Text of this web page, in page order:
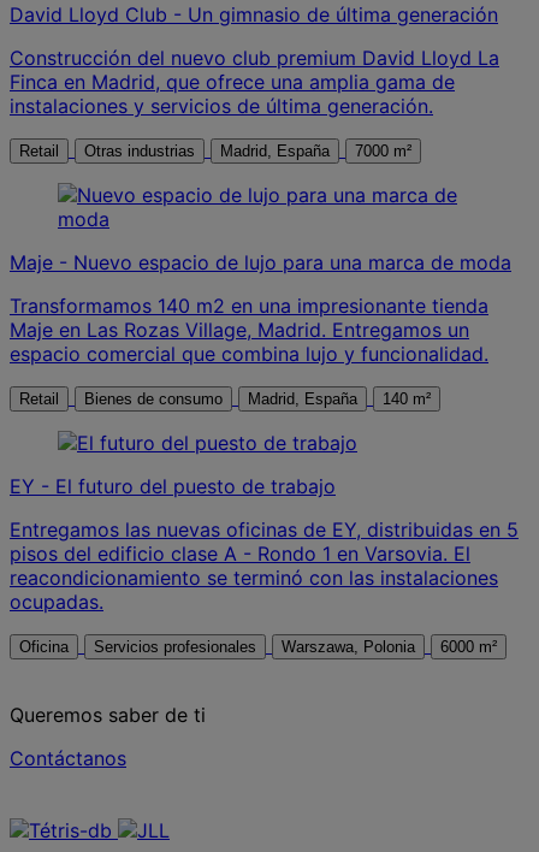
David Lloyd Club - Un gimnasio de última generación
Construcción del nuevo club premium David Lloyd La
Finca en Madrid, que ofrece una amplia gama de
instalaciones y servicios de última generación.
Retail Otras industrias Madrid, España 7000 m²
Maje - Nuevo espacio de lujo para una marca de moda
Transformamos 140 m2 en una impresionante tienda
Maje en Las Rozas Village, Madrid. Entregamos un
espacio comercial que combina lujo y funcionalidad.
Retail Bienes de consumo Madrid, España 140 m²
EY - El futuro del puesto de trabajo
Entregamos las nuevas oficinas de EY, distribuidas en 5
pisos del edificio clase A - Rondo 1 en Varsovia. El
reacondicionamiento se terminó con las instalaciones
ocupadas.
Oficina Servicios profesionales Warszawa, Polonia 6000 m²
Queremos saber de ti
Contáctanos